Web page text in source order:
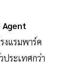
Agent
งแรมพาร์ค
ระเทศกว่า